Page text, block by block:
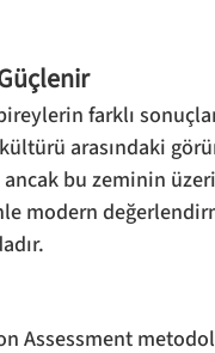
farklı
arasındaki
bu zeminin
modern
Assessment